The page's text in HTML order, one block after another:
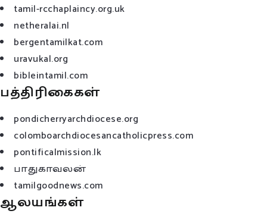
tamil-rcchaplaincy.org.uk
netheralai.nl
bergentamilkat.com
uravukal.org
bibleintamil.com
பத்திரிகைகள்
pondicherryarchdiocese.org
colomboarchdiocesancatholicpress.com
pontificalmission.lk
பாதுகாவலன்
tamilgoodnews.com
ஆலயங்கள்